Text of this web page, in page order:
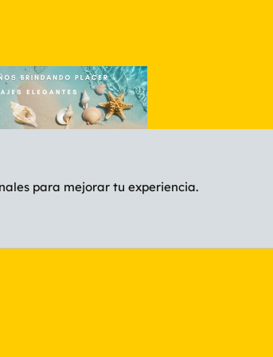
para mejorar tu experiencia.